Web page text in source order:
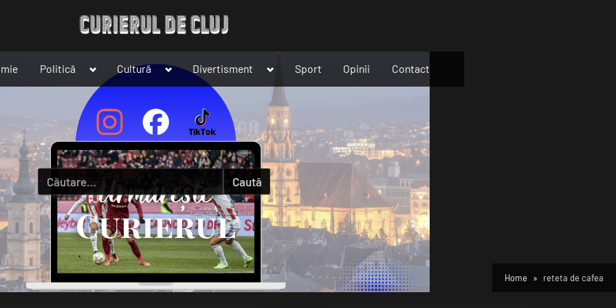
Politică
Toggle
sub-
menu
Cultură
Toggle
menu
Divertisment
Toggle
menu
Sport Opinii Contact
Caută
după:
Home reteta de cafea